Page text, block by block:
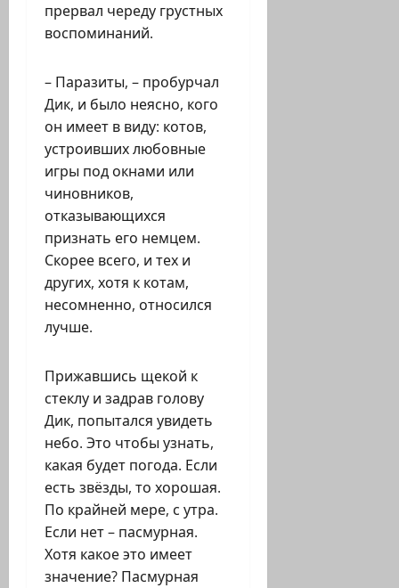
прервал череду грустных
воспоминаний.
– Паразиты, – пробурчал
Дик, и было неясно, кого
он имеет в виду: котов,
устроивших любовные
игры под окнами или
чиновников,
отказывающихся
признать его немцем.
Скорее всего, и тех и
других, хотя к котам,
несомненно, относился
лучше.
Прижавшись щекой к
стеклу и задрав голову
Дик, попытался увидеть
небо. Это чтобы узнать,
какая будет погода. Если
есть звёзды, то хорошая.
По крайней мере, с утра.
Если нет – пасмурная.
Хотя какое это имеет
значение? Пасмурная